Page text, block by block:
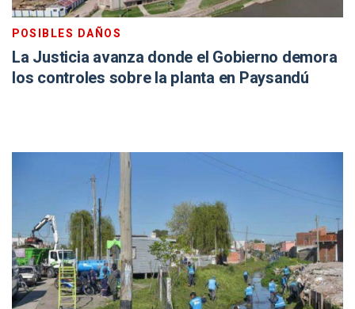
POSIBLES DAÑOS
La Justicia avanza donde el Gobierno demora
los controles sobre la planta en Paysandú